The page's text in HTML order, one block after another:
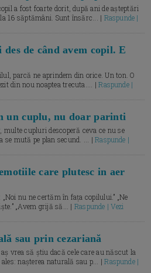
a fost foarte dorit, după ani de așteptări
16 săptămâni. Sunt însărc... | Raspunde |
des de când avem copil. E
parcă ne aprindem din orice. Un ton. O
din nou noaptea trecuta.... |Raspunde |
un cuplu, nu doar parinti
multe cupluri descoperă ceva ce nu se
se mută pe plan secund. ... |Raspunde |
care plutesc in aer
nu ne certăm în fața copilului.” „Ne
„Avem grijă să... | Raspunde | Vezi
sau prin cezariană
vrea să știu dacă cele care au născut la
ales: nașterea naturală sau p... |Raspunde |